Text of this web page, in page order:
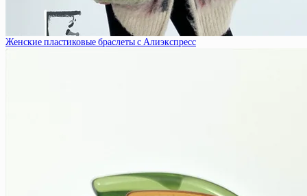
Женские пластиковые браслеты с Алиэкспресс